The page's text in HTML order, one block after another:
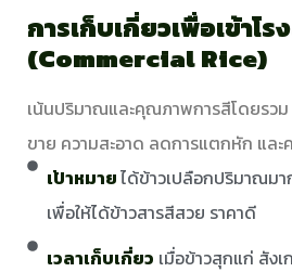
การเก็บเกี่ยวเพื่อเข้าโร
(Commercial Rice)
เน้นปริมาณและคุณภาพการสีโดยรว
ขาย ความสะอาด ลดการแตกหัก และ
เป้าหมายได้ข้าวเปลือกปริมาณม
เพื่อให้ได้ข้าวสารสีสวย ราคาดี
เวลาเก็บเกี่ยว เมื่อข้าวสุกแก่ สัง